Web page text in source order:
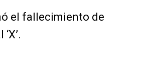
el fallecimiento de